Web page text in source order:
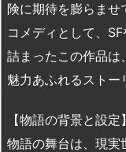
険に期待を膨らま
コメディとして、
詰まったこの作品は
魅力あふれるストー
【物語の背景と設定】
物語の舞台は、現実